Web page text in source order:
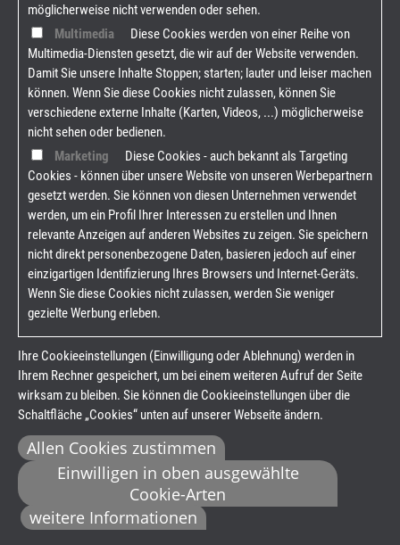
möglicherweise nicht verwenden oder sehen.
Multimedia
Diese Cookies werden von einer Reihe von
Multimedia-Diensten gesetzt, die wir auf der Website verwenden.
Damit Sie unsere Inhalte Stoppen; starten; lauter und leiser machen
können. Wenn Sie diese Cookies nicht zulassen, können Sie
verschiedene externe Inhalte (Karten, Videos, ...) möglicherweise
nicht sehen oder bedienen.
Marketing
Diese Cookies - auch bekannt als Targeting
Cookies - können über unsere Website von unseren Werbepartnern
gesetzt werden. Sie können von diesen Unternehmen verwendet
werden, um ein Profil Ihrer Interessen zu erstellen und Ihnen
relevante Anzeigen auf anderen Websites zu zeigen. Sie speichern
nicht direkt personenbezogene Daten, basieren jedoch auf einer
einzigartigen Identifizierung Ihres Browsers und Internet-Geräts.
Wenn Sie diese Cookies nicht zulassen, werden Sie weniger
gezielte Werbung erleben.
Ihre Cookieeinstellungen (Einwilligung oder Ablehnung) werden in
Ihrem Rechner gespeichert, um bei einem weiteren Aufruf der Seite
wirksam zu bleiben. Sie können die Cookieeinstellungen über die
Schaltfläche „Cookies“ unten auf unserer Webseite ändern.
Allen Cookies zustimmen
Einwilligen in oben ausgewählte
Cookie-Arten
weitere Informationen